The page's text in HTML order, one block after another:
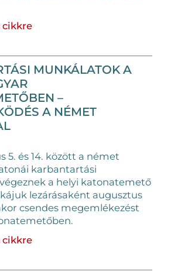
cikkre
MUNKÁLATOK A
–
A NÉMET
5. és 14. között a német
karbantartási
a helyi katonatemető
lezárásaként augusztus
csendes megemlékezést
cikkre